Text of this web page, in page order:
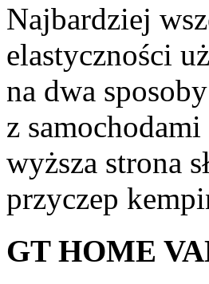
Najbardziej
elastyczności
na dwa
z
wyższa strona
przyczep
GT HOME